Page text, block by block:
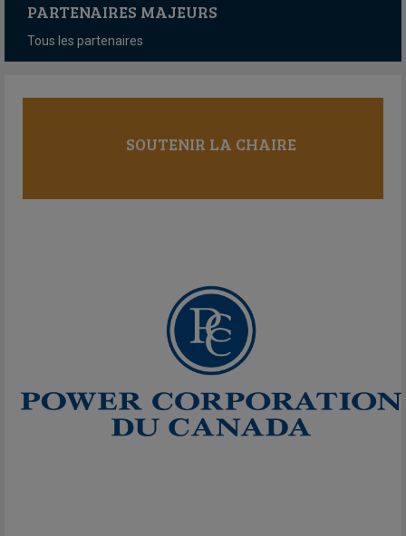
PARTENAIRES MAJEURS
Tous les partenaires
SOUTENIR LA CHAIRE